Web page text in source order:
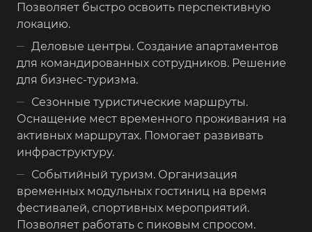
Позволяет быстро освоить перспективную
локацию.
Деловые центры. Создание апартаментов
для командированных сотрудников. Решение
для бизнес-туризма.
Сезонные туристические маршруты.
Оснащение мест временного проживания на
активных маршрутах. Помогает развивать
инфраструктуру.
Событийный туризм. Организация
временных модульных гостиниц на время
фестивалей, спортивных мероприятий.
Позволяет работать с пиковым спросом.